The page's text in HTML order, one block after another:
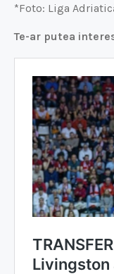
*Foto: Liga
Te-ar putea